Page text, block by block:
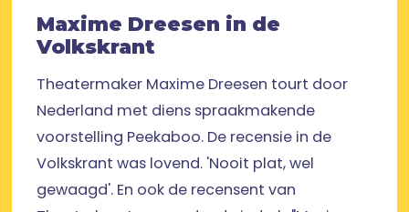
Maxime Dreesen in de
Volkskrant
Theatermaker Maxime Dreesen tourt door
Nederland met diens spraakmakende
voorstelling Peekaboo. De recensie in de
Volkskrant was lovend. 'Nooit plat, wel
gewaagd'. En ook de recensent van